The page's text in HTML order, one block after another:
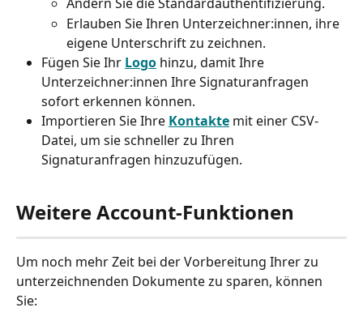
Erlauben Sie Ihren Unterzeichner:innen, ihre
eigene Unterschrift zu zeichnen.
Fügen Sie Ihr Logo hinzu, damit Ihre
Unterzeichner:innen Ihre Signaturanfragen
sofort erkennen können.
Importieren Sie Ihre Kontakte mit einer CSV-
Datei, um sie schneller zu Ihren
Signaturanfragen hinzuzufügen.
Weitere Account-Funktionen
Um noch mehr Zeit bei der Vorbereitung Ihrer zu
unterzeichnenden Dokumente zu sparen, können
Sie: